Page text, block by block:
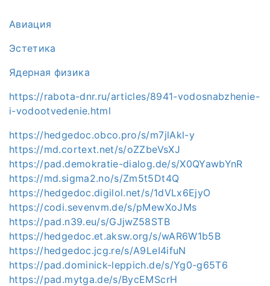
Авиация
Эстетика
Ядерная физика
https://rabota-dnr.ru/articles/8941-vodosnabzhenie-
i-vodootvedenie.html
https://hedgedoc.obco.pro/s/m7jlAkl-y
https://md.cortext.net/s/oZZbeVsXJ
https://pad.demokratie-dialog.de/s/X0QYawbYnR
https://md.sigma2.no/s/Zm5t5Dt4Q
https://hedgedoc.digilol.net/s/1dVLx6EjyO
https://codi.sevenvm.de/s/pMewXoJMs
https://pad.n39.eu/s/GJjwZ58STB
https://hedgedoc.et.aksw.org/s/wAR6W1b5B
https://hedgedoc.jcg.re/s/A9LeI4ifuN
https://pad.dominick-leppich.de/s/Yg0-g65T6
https://pad.mytga.de/s/BycEMScrH